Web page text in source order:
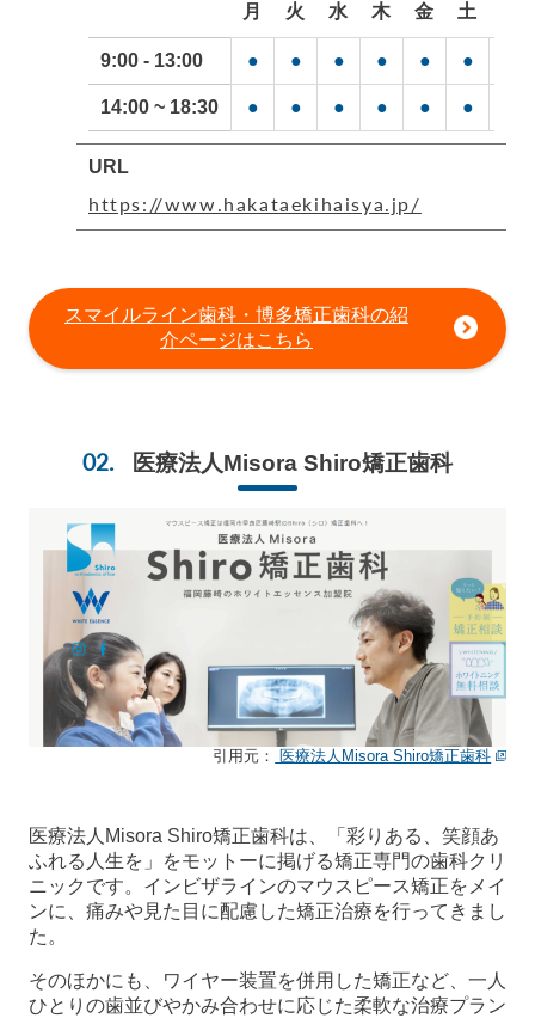
月 火 水 木 金 土
9:00 - 13:00 ● ● ● ● ● ●
14:00 ~ 18:30 ● ● ● ● ● ●
URL
https://www.hakataekihaisya.jp/
スマイルライン歯科・博多矯正歯科の紹
介ページはこちら
医療法人Misora Shiro矯正歯科
引用元： 医療法人Misora Shiro矯正歯科
医療法人Misora Shiro矯正歯科は、「彩りある、笑顔あ
ふれる人生を」をモットーに掲げる矯正専門の歯科クリ
ニックです。インビザラインのマウスピース矯正をメイ
ンに、痛みや見た目に配慮した矯正治療を行ってきまし
た。
そのほかにも、ワイヤー装置を併用した矯正など、一人
ひとりの歯並びやかみ合わせに応じた柔軟な治療プラン